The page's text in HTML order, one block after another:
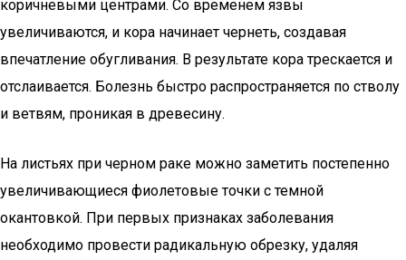
коричневыми центрами. Со временем язвы
увеличиваются, и кора начинает чернеть, создавая
впечатление обугливания. В результате кора трескается и
отслаивается. Болезнь быстро распространяется по стволу
и ветвям, проникая в древесину.
На листьях при черном раке можно заметить постепенно
увеличивающиеся фиолетовые точки с темной
окантовкой. При первых признаках заболевания
необходимо провести радикальную обрезку, удаляя